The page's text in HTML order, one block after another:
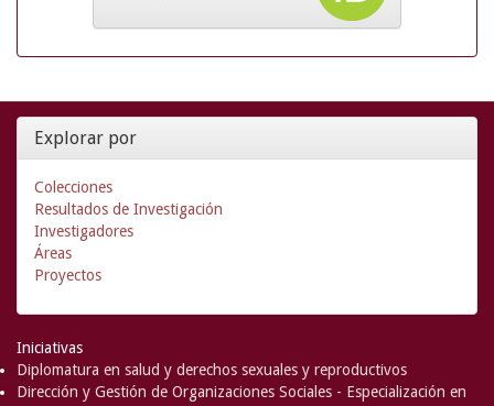
Explorar por
Colecciones
Resultados de Investigación
Investigadores
Áreas
Proyectos
Iniciativas
Diplomatura en salud y derechos sexuales y reproductivos
Dirección y Gestión de Organizaciones Sociales - Especialización en